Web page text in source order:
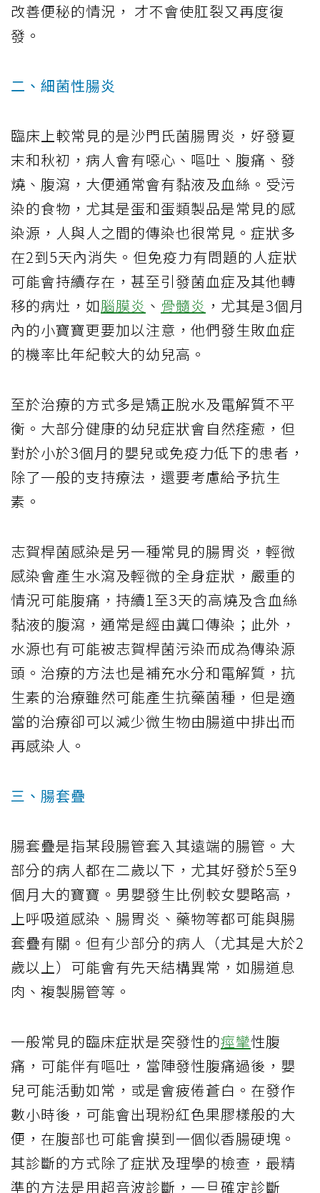
改善便秘的情況， 才不會使肛裂又再度復
發。
二、細菌性腸炎
臨床上較常見的是沙門氏菌腸胃炎，好發夏
末和秋初，病人會有噁心、嘔吐、腹痛、發
燒、腹瀉，大便通常會有黏液及血絲。受污
染的食物，尤其是蛋和蛋類製品是常見的感
染源，人與人之間的傳染也很常見。症狀多
在2到5天內消失。但免疫力有問題的人症狀
可能會持續存在，甚至引發菌血症及其他轉
移的病灶，如腦膜炎 、 骨髓炎 ，尤其是3個月
內的小寶寶更要加以注意，他們發生敗血症
的機率比年紀較大的幼兒高。
至於治療的方式多是矯正脫水及電解質不平
衡。大部分健康的幼兒症狀會自然痊癒，但
對於小於3個月的嬰兒或免疫力低下的患者，
除了一般的支持療法，還要考慮給予抗生
素。
志賀桿菌感染是另一種常見的腸胃炎，輕微
感染會產生水瀉及輕微的全身症狀，嚴重的
情況可能腹痛，持續1至3天的高燒及含血絲
黏液的腹瀉，通常是經由糞口傳染；此外，
水源也有可能被志賀桿菌污染而成為傳染源
頭。治療的方法也是補充水分和電解質，抗
生素的治療雖然可能產生抗藥菌種，但是適
當的治療卻可以減少微生物由腸道中排出而
再感染人。
三、腸套疊
腸套疊是指某段腸管套入其遠端的腸管。大
部分的病人都在二歲以下，尤其好發於5至9
個月大的寶寶。男嬰發生比例較女嬰略高，
上呼吸道感染、腸胃炎、藥物等都可能與腸
套疊有關。但有少部分的病人（尤其是大於2
歲以上）可能會有先天結構異常，如腸道息
肉、複製腸管等。
一般常見的臨床症狀是突發性的痙攣性腹
痛，可能伴有嘔吐，當陣發性腹痛過後，嬰
兒可能活動如常，或是會疲倦蒼白。在發作
數小時後，可能會出現粉紅色果膠樣般的大
便，在腹部也可能會摸到一個似香腸硬塊。
其診斷的方式除了症狀及理學的檢查，最精
準的方法是用超音波診斷，一旦確定診斷